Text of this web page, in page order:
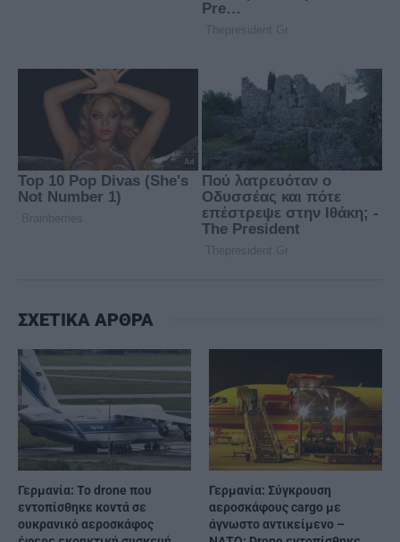
ΣΧΕΤΙΚΑ ΑΡΘΡΑ
Γερμανία: Το drone που
εντοπίσθηκε κοντά σε
ουκρανικό αεροσκάφος
Γερμανία: Σύγκρουση
αεροσκάφους cargo με
άγνωστο αντικείμενο –